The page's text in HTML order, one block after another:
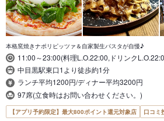
本格窯焼きナポリピッツァ＆自家製生パスタが自慢♪
11:00～23:00(料理L.O.22:00,ドリンク
中目黒駅東口1より徒歩約1分
ランチ平均1200円/ディナー平均3200円
97席(立食時はお問い合わせください。)
【アプリ予約限定】最大800ポイント還元対象店 口コミ